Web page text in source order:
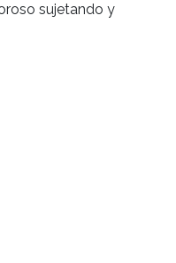
sujetando y